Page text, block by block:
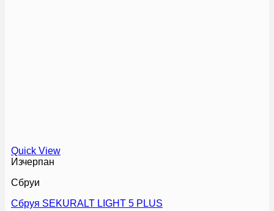
Quick View
Изчерпан
Сбруи
Сбруя SEKURALT LIGHT 5 PLUS